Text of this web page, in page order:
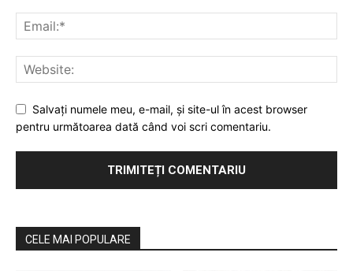
Salvaţi numele meu, e-mail, şi site-ul în acest browser
pentru următoarea dată când voi scri comentariu.
CELE MAI POPULARE